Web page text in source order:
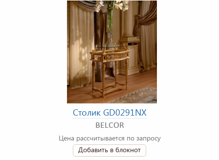
Столик GD0291NX
BELCOR
Цена рассчитывается по запросу
Добавить в блокнот